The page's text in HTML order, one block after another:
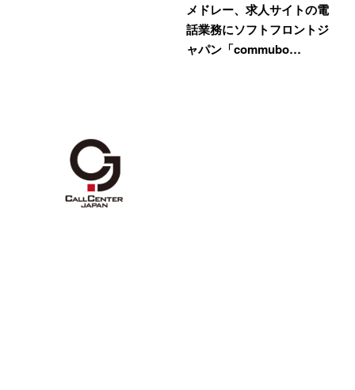
メドレー、求人サイトの電
話業務にソフトフロントジ
ャパン「commubo…